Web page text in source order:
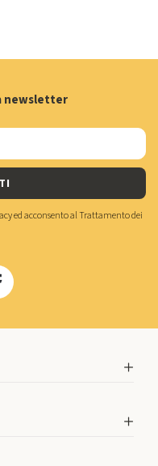
newsletter
ed acconsento alTrattamento dei